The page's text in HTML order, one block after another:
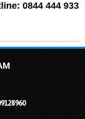
0844 444 933